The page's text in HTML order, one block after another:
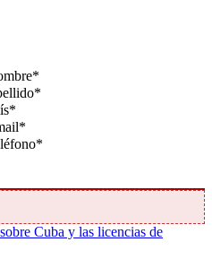
Cuba y las licencias de